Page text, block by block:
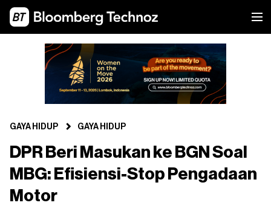
GAYA HIDUP GAYA HIDUP
DPR Beri Masukan ke BGN Soal
MBG: Efisiensi-Stop Pengadaan
Motor